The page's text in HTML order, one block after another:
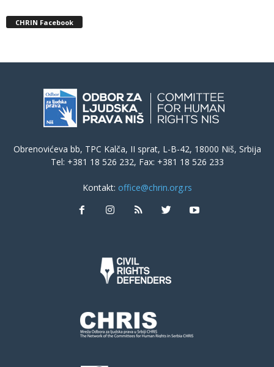
CHRIN Facebook
Obrenovićeva bb, TPC Kalča, II sprat, L-B-42, 18000 Niš, Srbija
Tel: +381 18 526 232, Fax: +381 18 526 233
Kontakt: office@chrin.org.rs